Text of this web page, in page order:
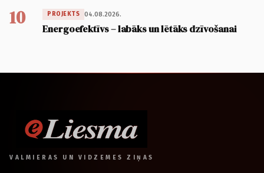
10 PROJEKTS 04.08.2026.
Energoefektīvs – labāks un lētāks dzīvošanai
VALMIERAS UN VIDZEMES ZIŅAS